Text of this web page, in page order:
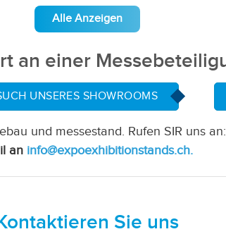
Alle Anzeigen
an einer
UNSERES SHOWROOMS
und messestand. Rufen SIR uns an:
an info@expoexhibitionstands.ch.
Sie uns